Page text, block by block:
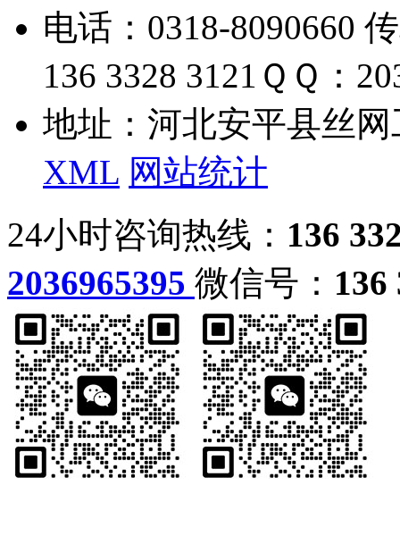
电话：0318-8090660
136 3328 3121 ＱＱ：
地址：河北安平县丝
XML 网站统计
24小时咨询热线： 136
2036965395 微信号： 136